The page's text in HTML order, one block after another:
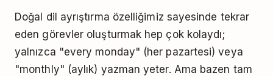
Doğal dil ayrıştırma özelliğimiz sayesinde tekrar
eden görevler oluşturmak hep çok kolaydı;
yalnızca "every monday" (her pazartesi) veya
"monthly" (aylık) yazman yeter. Ama bazen tam